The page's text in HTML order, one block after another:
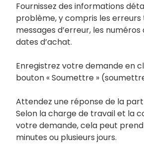
Fournissez des informations
problème, y compris les erreurs
messages d’erreur, les numéros
dates d’achat.
Enregistrez votre demande en
bouton « Soumettre »
Attendez une réponse de la
Selon la charge de travail et la
votre demande, cela peut
minutes ou plusieurs jours.